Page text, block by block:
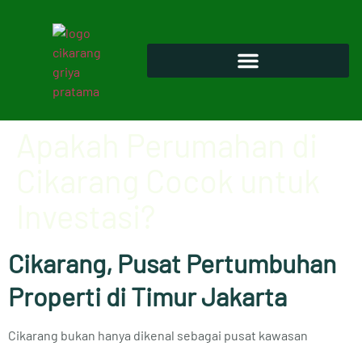
Cikarang, Pusat Pertumbuhan
Properti di Timur Jakarta
Cikarang bukan hanya dikenal sebagai pusat kawasan